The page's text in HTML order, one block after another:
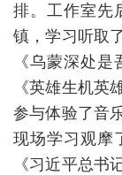
排。工作室先
镇，学习听取
《乌蒙深处
《英雄生机英
参与体验了音
现场学习观摩
《习近平总书